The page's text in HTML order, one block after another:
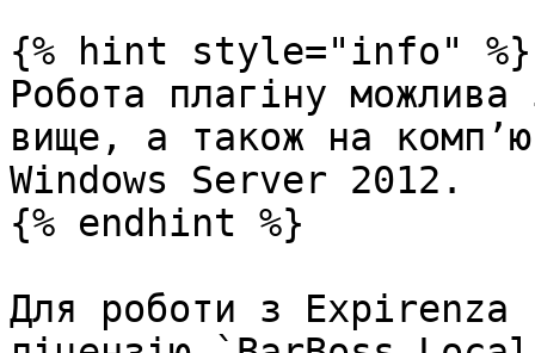
{% hint style="info" %}
Робота плагіну
вище, а також на
Windows Server 2012.
{% endhint %}
Для роботи з Expirenza